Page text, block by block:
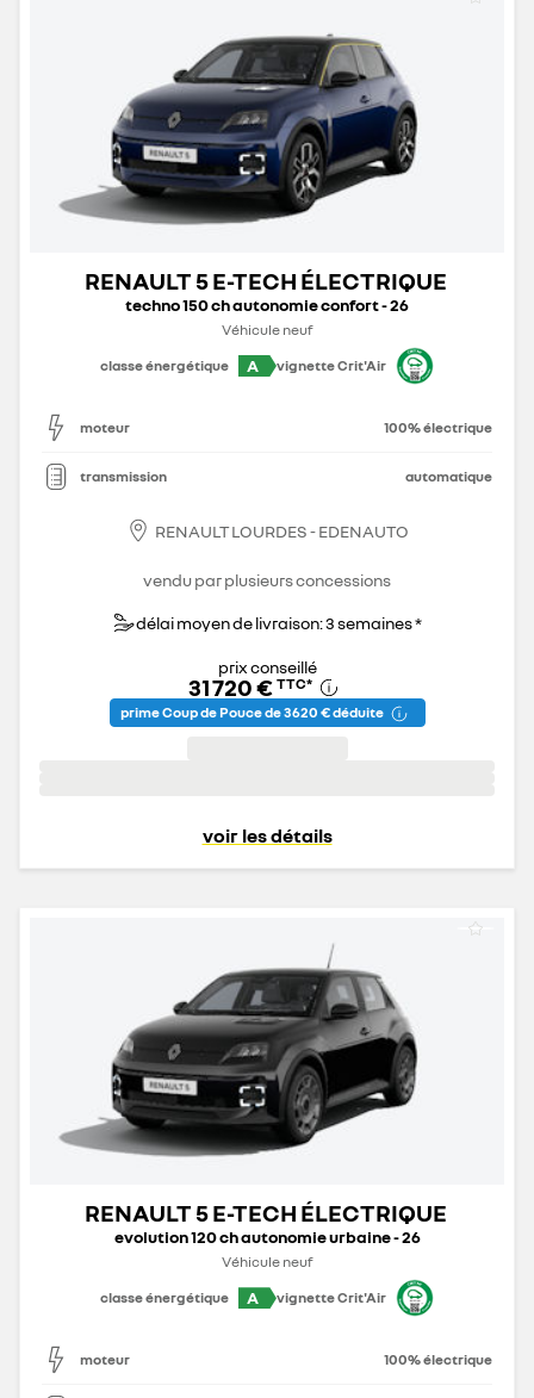
RENAULT 5 E-TECH ÉLECTRIQUE
techno 150 ch autonomie confort - 26
Véhicule neuf
classe énergétique
A vignette Crit'Air
moteur 100% électrique
transmission automatique
RENAULT LOURDES - EDENAUTO
vendu par plusieurs concessions
délai moyen de livraison: 3 semaines *
prix conseillé
31 720 € TTC*
prime Coup de Pouce de 3 620 € déduite
voir les détails
RENAULT 5 E-TECH ÉLECTRIQUE
evolution 120 ch autonomie urbaine - 26
Véhicule neuf
classe énergétique
A vignette Crit'Air
moteur 100% électrique